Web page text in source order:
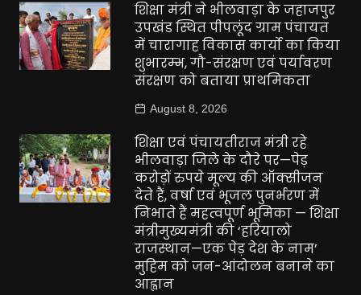
शिक्षा मंत्री ने भीलवाड़ा के जहाजपुर
उपखंड स्थित पीपलूंद ग्राम पंचायत
में चारागाह विकास कार्यो का किया
शुभारम्भ, गौ-संरक्षण एवं पर्यावरण
संरक्षण को बताया प्राथमिकता
August 8, 2026
शिक्षा एवं पंचायतीराज मंत्री रहे
भीलवाड़ा जिले के दौरे पर—पेड़
करोड़ों रुपये मूल्य की ऑक्सीजन
देते हैं, वर्षा एवं भूजल पुनर्भरण में
निभाते हैं महत्वपूर्ण भूमिका — शिक्षा
मंत्रीमुख्यमंत्री की ‘हरियालो
राजस्थान—एक पेड़ देश के नाम’
मुहिम को जन-आंदोलन बनाने का
आह्वान